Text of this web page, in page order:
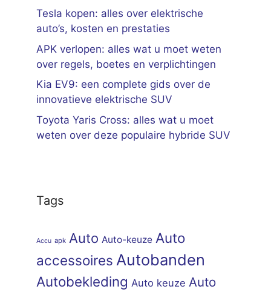
Tesla kopen: alles over elektrische
auto’s, kosten en prestaties
APK verlopen: alles wat u moet weten
over regels, boetes en verplichtingen
Kia EV9: een complete gids over de
innovatieve elektrische SUV
Toyota Yaris Cross: alles wat u moet
weten over deze populaire hybride SUV
Tags
Accu apk Auto Auto-keuze Auto
accessoires Autobanden
Autobekleding Auto keuze Auto